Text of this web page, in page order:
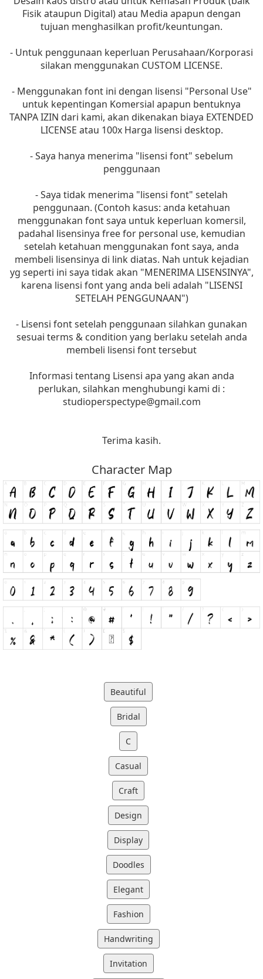
Fisik ataupun Digital) atau Media apapun dengan
tujuan menghasilkan profit/keuntungan.
- Untuk penggunaan keperluan Perusahaan/Korporasi
silakan menggunakan CUSTOM LICENSE.
- Menggunakan font ini dengan lisensi "Personal Use"
untuk kepentingan Komersial apapun bentuknya
TANPA IZIN dari kami, akan dikenakan biaya EXTENDED
LICENSE atau 100x Harga lisensi desktop.
- Saya hanya menerima "lisensi font" sebelum
penggunaan
- Saya tidak menerima "lisensi font" setelah
penggunaan. (Contoh kasus: anda ketahuan
menggunakan font saya untuk keperluan komersil,
padahal lisensinya free for personal use, kemudian
setelah ketahuan menggunakan font saya, anda
membeli lisensinya di link diatas. Nah untuk kejadian
yg seperti ini saya tidak akan "MENERIMA LISENSINYA",
karena lisensi font yang anda beli adalah "LISENSI
SETELAH PENGGUNAAN")
- Lisensi font setelah penggunaan silahkan gunakan
sesuai terms & condition yang berlaku setelah anda
membeli lisensi font tersebut
Informasi tentang Lisensi apa yang akan anda
perlukan, silahkan menghubungi kami di :
studioperspectype@gmail.com
Terima kasih.
Character Map
Beautiful
Bridal
C
Casual
Craft
Design
Display
Doodles
Elegant
Fashion
Handwriting
Invitation